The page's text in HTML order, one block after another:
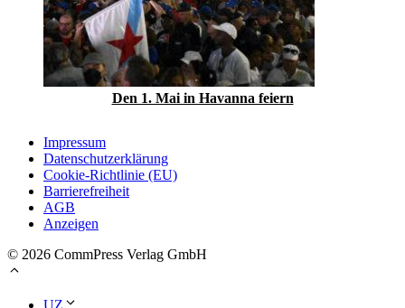
Den 1. Mai in Havanna feiern
Impressum
Datenschutzerklärung
Cookie-Richtlinie (EU)
Barrierefreiheit
AGB
Anzeigen
© 2026 CommPress Verlag GmbH
UZ